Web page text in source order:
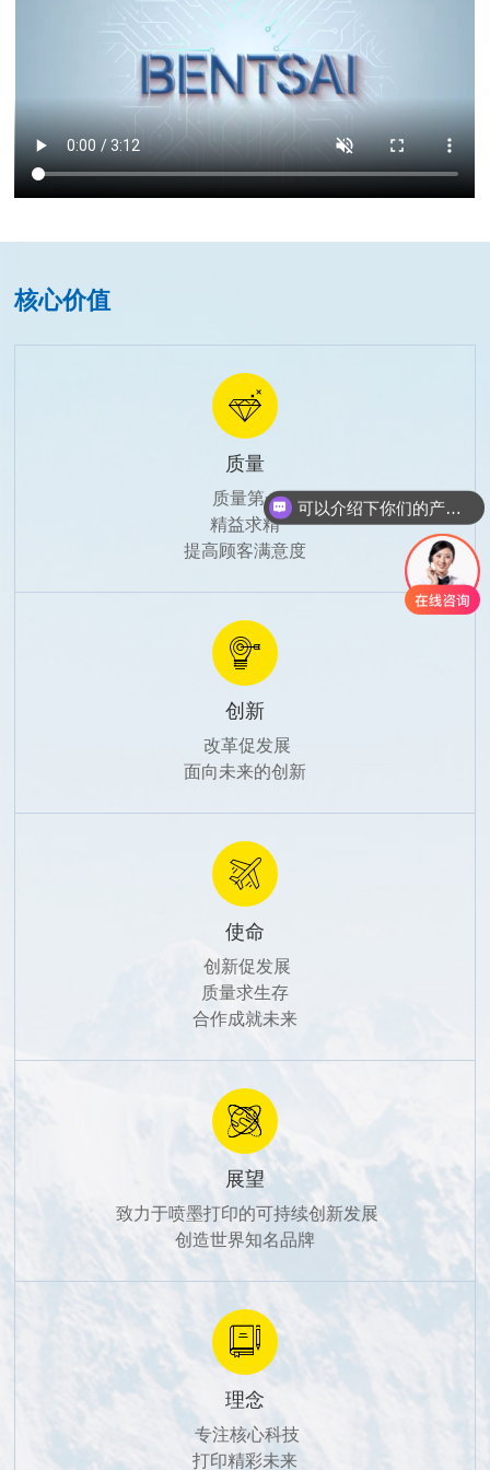
核心价值
质量
精益求精
提高顾客满意度
创新
改革促发展
面向未来的创新
使命
创新促发展
质量求生存
合作成就未来
展望
致力于喷墨打印的可持续创新发展
创造世界知名品牌
理念
专注核心科技
打印精彩未来
你们是怎么收费的呢